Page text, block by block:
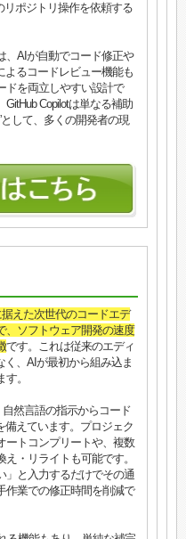
リポジトリ操作を依頼する
、AIが自動でコード修正や
よるコードレビュー機能も
ドを両立しやすい設計で
Copilotは単なる補助
して、多くの開発者の現
えた次世代のコードエデ
、ソフトウェア開発の速度
です。これは従来のエディ
、AIが最初から組み込ま
。
然言語の指示からコード
備えています。プロジェク
ートコンプリートや、複数
・リライトも可能です。
」と入力するだけでその通
作業での修正時間を削減で